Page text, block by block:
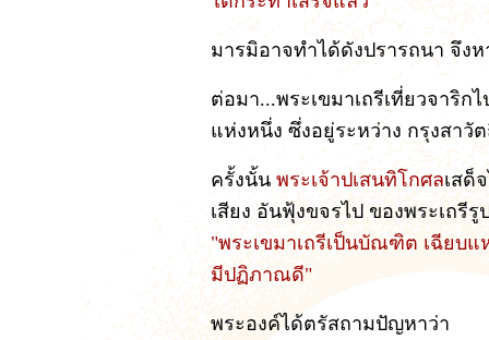
มารมิอาจทำได้ดังปรารถนา จึง
ต่อมา...พระเขมาเถรีเที่ยวจาริ
แห่งหนึ่ง ซึ่งอยู่ระหว่าง กรุงสาวั
ครั้งนั้น พระเจ้าปเสนทิโกศลเสด็
เสียง อันฟุ้งขจรไป ของพระเถรีรู
"พระเขมาเถรีเป็นบัณฑิต เฉียบ
มีปฏิภาณดี"
พระองค์ได้ตรัสถามปัญหาว่า